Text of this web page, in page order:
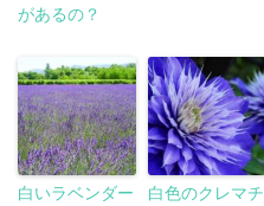
があるの？
白いラベンダー
白色のクレマチ